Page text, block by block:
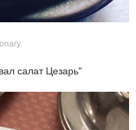
салат Цезарь"